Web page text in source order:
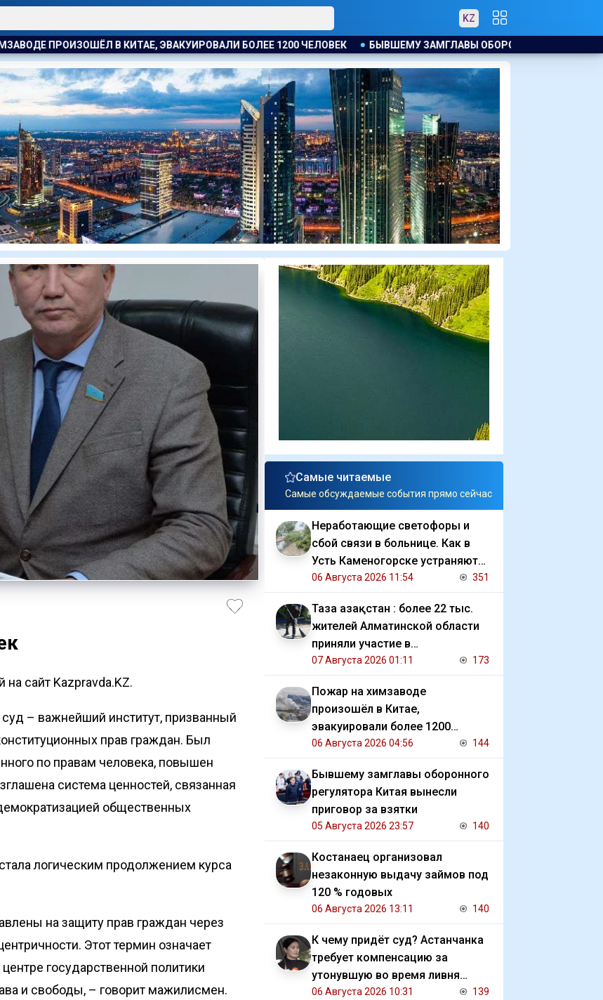
KZ
БОЛЕЕ 1200 ЧЕЛОВЕК БЫВШЕМУ ЗАМГЛАВЫ ОБОРОННОГО РЕГУЛЯТОРА КИТАЯ ВЫНЕСЛИ ПРИГОВОР
сайт Kazpravda.KZ.
– важнейший институт, призванный
прав граждан. Был
по правам человека, повышен
система ценностей, связанная
общественных
логическим продолжением курса
на защиту прав граждан через
Этот термин означает
государственной политики
и свободы, – говорит мажилисмен.
Самые читаемые
Самые обсуждаемые события прямо сейчас
Неработающие светофоры и
сбой связи в больнице. Как в
Усть Каменогорске устраняют
последствия ливня
06 Августа 2026 11:54 351
Таза Қазақстан : более 22 тыс.
жителей Алматинской области
приняли участие в
экологической акции
07 Августа 2026 01:11 173
Пожар на химзаводе
произошёл в Китае,
эвакуировали более 1200
человек
06 Августа 2026 04:56 144
Бывшему замглавы оборонного
регулятора Китая вынесли
приговор за взятки
05 Августа 2026 23:57 140
Костанаец организовал
незаконную выдачу займов под
120 % годовых
06 Августа 2026 13:11 140
К чему придёт суд? Астанчанка
требует компенсацию за
утонувшую во время ливня
иномарку
06 Августа 2026 10:31 139